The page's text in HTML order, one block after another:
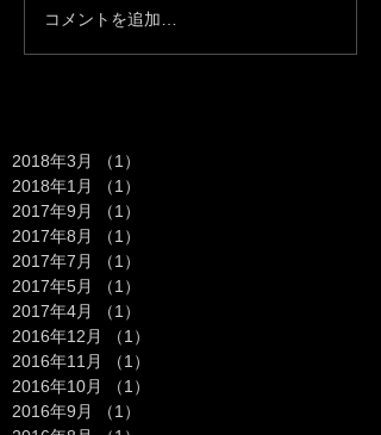
コメントを追加…
2018年3月 （1）
2018年1月
（1）
2017年9月
（1）
2017年8月
（1）
2017年7月
（1）
2017年5月
（1）
2017年4月
（1）
2016年12月
（1）
2016年11月
（1）
2016年10月
（1）
2016年9月
（1）